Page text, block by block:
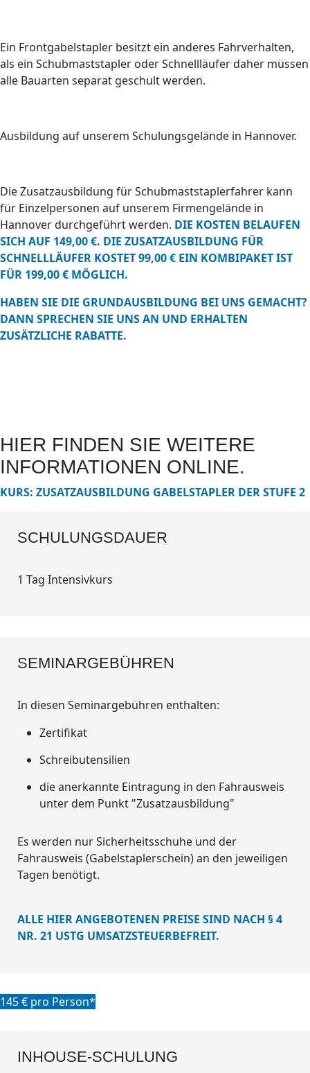
Ein Frontgabelstapler besitzt ein anderes Fahrverhalten,
als ein Schubmaststapler oder Schnellläufer daher müssen
alle Bauarten separat geschult werden.
Ausbildung auf unserem Schulungsgelände in Hannover.
Die Zusatzausbildung für Schubmaststaplerfahrer kann
für Einzelpersonen auf unserem Firmengelände in
Hannover durchgeführt werden. DIE KOSTEN BELAUFEN
SICH AUF 149,00 €. DIE ZUSATZAUSBILDUNG FÜR
SCHNELLLÄUFER KOSTET 99,00 € EIN KOMBIPAKET IST
FÜR 199,00 € MÖGLICH.
HABEN SIE DIE GRUNDAUSBILDUNG BEI UNS GEMACHT?
DANN SPRECHEN SIE UNS AN UND ERHALTEN
ZUSÄTZLICHE RABATTE.
HIER FINDEN SIE WEITERE
INFORMATIONEN ONLINE.
KURS: ZUSATZAUSBILDUNG GABELSTAPLER DER STUFE 2
SCHULUNGSDAUER
1 Tag Intensivkurs
SEMINARGEBÜHREN
In diesen Seminargebühren enthalten:
Zertifikat
Schreibutensilien
die anerkannte Eintragung in den Fahrausweis
unter dem Punkt "Zusatzausbildung"
Es werden nur Sicherheitsschuhe und der
Fahrausweis (Gabelstaplerschein) an den jeweiligen
Tagen benötigt.
ALLE HIER ANGEBOTENEN PREISE SIND NACH § 4
NR. 21 USTG UMSATZSTEUERBEFREIT.
145 € pro Person*
INHOUSE-SCHULUNG